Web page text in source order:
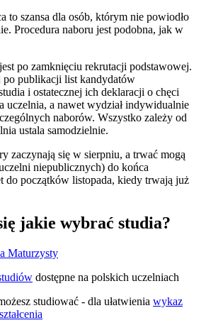
to szansa dla osób, którym nie powiodło
Procedura naboru jest podobna, jak w
po zamknięciu rekrutacji podstawowej.
po publikacji list kandydatów
i ostatecznej ich deklaracji o chęci
uczelnia, a nawet wydział indywidualnie
naborów. Wszystko zależy od
ustala samodzielnie.
zaczynają się w sierpniu, a trwać mogą
niepublicznych) do końca
do początków listopada, kiedy trwają już
jakie wybrać studia?
Maturzysty
dostępne na polskich uczelniach
studiować - dla ułatwienia wykaz